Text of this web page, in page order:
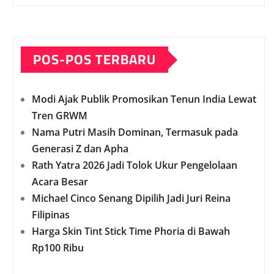
POS-POS TERBARU
Modi Ajak Publik Promosikan Tenun India Lewat
Tren GRWM
Nama Putri Masih Dominan, Termasuk pada
Generasi Z dan Apha
Rath Yatra 2026 Jadi Tolok Ukur Pengelolaan
Acara Besar
Michael Cinco Senang Dipilih Jadi Juri Reina
Filipinas
Harga Skin Tint Stick Time Phoria di Bawah
Rp100 Ribu